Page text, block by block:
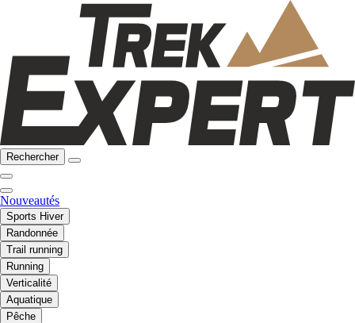
Rechercher
Nouveautés
Sports Hiver
Randonnée
Trail running
Running
Verticalité
Aquatique
Pêche